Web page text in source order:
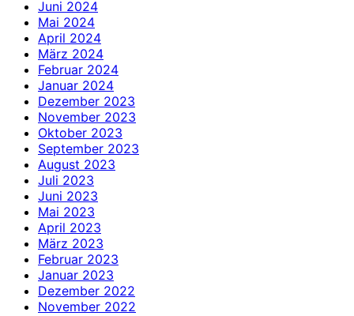
Juni 2024
Mai 2024
April 2024
März 2024
Februar 2024
Januar 2024
Dezember 2023
November 2023
Oktober 2023
September 2023
August 2023
Juli 2023
Juni 2023
Mai 2023
April 2023
März 2023
Februar 2023
Januar 2023
Dezember 2022
November 2022